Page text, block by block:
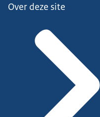
Over deze site